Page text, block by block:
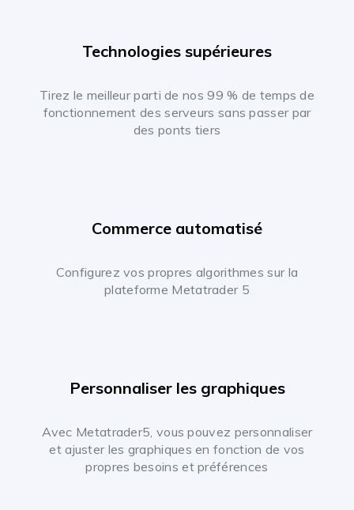
Technologies supérieures
Tirez le meilleur parti de nos 99 % de temps de
fonctionnement des serveurs sans passer par
des ponts tiers
Commerce automatisé
Configurez vos propres algorithmes sur la
plateforme Metatrader 5
Personnaliser les graphiques
Avec Metatrader5, vous pouvez personnaliser
et ajuster les graphiques en fonction de vos
propres besoins et préférences